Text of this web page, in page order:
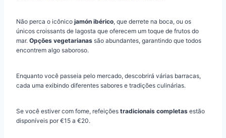
Não perca o icônico jamón ibérico, que derrete na boca, ou os
únicos croissants de lagosta que oferecem um toque de frutos do
mar. Opções vegetarianas são abundantes, garantindo que todos
encontrem algo saboroso.
Enquanto você passeia pelo mercado, descobrirá várias barracas,
cada uma exibindo diferentes sabores e tradições culinárias.
Se você estiver com fome, refeições tradicionais completas estão
disponíveis por €15 a €20.